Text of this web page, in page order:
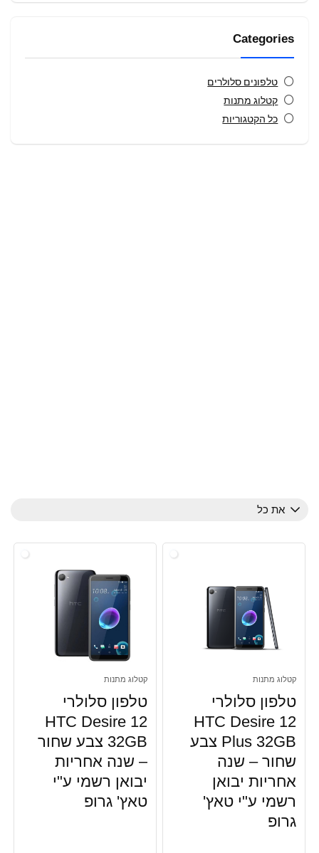
Categories
טלפונים סלולרים
קטלוג מתנות
כל הקטגוריות
את כל
קטלוג מתנות
טלפון סלולרי
HTC Desire 12
Plus 32GB צבע
שחור – שנה
אחריות יבואן
רשמי ע"י טאץ'
גרופ
קטלוג מתנות
טלפון סלולרי
HTC Desire 12
32GB צבע שחור
– שנה אחריות
יבואן רשמי ע"י
טאץ' גרופ